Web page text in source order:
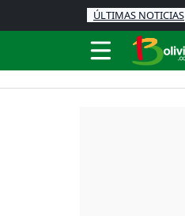
ÚLTIMAS NOTICIAS